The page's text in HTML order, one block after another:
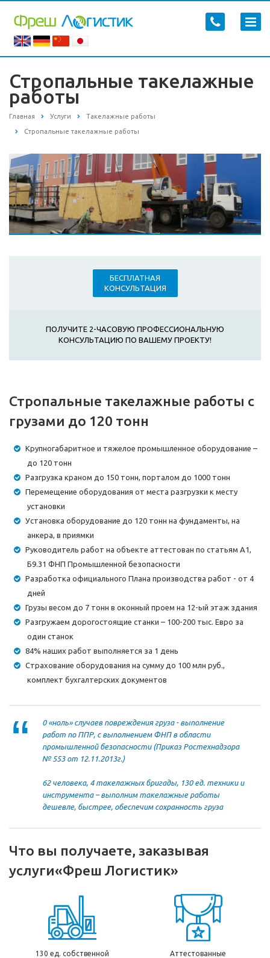
Стропальные такелажные
работы
Главная Услуги Такелажные работы
Стропальные такелажные работы
БЕСПЛАТНАЯ
КОНСУЛЬТАЦИЯ
ПОЛУЧИТЕ 2-ЧАСОВУЮ ПРОФЕССИОНАЛЬНУЮ
КОНСУЛЬТАЦИЮ ПО ВАШЕМУ ПРОЕКТУ!
Стропальные такелажные работы с
грузами до 120 тонн
Крупногабаритное и тяжелое промышленное оборудование –
до 120 тонн
Разгрузка краном до 150 тонн, порталом до 1000 тонн
Перемещение оборудования от места разгрузки к месту
установки
Установка оборудование до 120 тонн на фундаменты, на
анкера, в приямки
Руководитель работ на объекте аттестован по статьям А1,
Б9.31 ФНП Промышленной безопасности
Разработка официального Плана производства работ - от 4
дней
Грузы весом до 7 тонн в оконный проем на 12-ый этаж здания
Разгружаем дорогостоящие станки – 100-200 тыс. Евро за
один станок
84% наших работ выполняется за 1 день
Страхование оборудования на сумму до 100 млн руб.,
комплект бухгалтерских документов
0 «ноль» случаев повреждения груза - выполнение
работ по ППР, с выполнением ФНП в области
промышленной безопасности (Приказ Ростехнадзора
№ 553 от 12.11.2013г.)
62 человека, 4 такелажных бригады, 130 ед. техники и
инструмента – выполним такелажные работы
дешевле, быстрее, обеспечим сохранность груза
Что вы получаете, заказывая
услуги«Фреш Логистик»
130 ед. собственной
Аттестованные